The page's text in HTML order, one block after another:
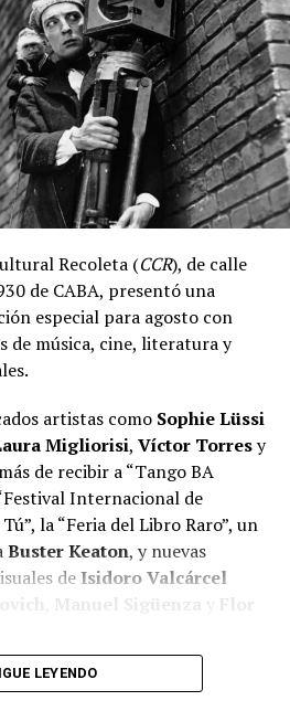
Recoleta (CCR), de calle
de CABA, presentó una
especial para agosto con
de música, cine, literatura y
artistas como Sophie Lüssi
Migliorisi, Víctor Torresy
de recibir a “Tango BA
Internacional de
la “Feria del Libro Raro”, un
Buster Keaton, y nuevas
deIsidoro Valcárcel
Manuel Sigüenza
Flor
LEYENDO